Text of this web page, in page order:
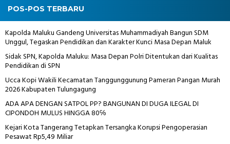
POS-POS TERBARU
Kapolda Maluku Gandeng Universitas Muhammadiyah Bangun SDM
Unggul, Tegaskan Pendidikan dan Karakter Kunci Masa Depan Maluk
Sidak SPN, Kapolda Maluku: Masa Depan Polri Ditentukan dari Kualitas
Pendidikan di SPN
Ucca Kopi Wakili Kecamatan Tanggunggunung Pameran Pangan Murah
2026 Kabupaten Tulungagung
ADA APA DENGAN SATPOL PP? BANGUNAN DI DUGA ILEGAL DI
CIPONDOH MULUS HINGGA 80℅
Kejari Kota Tangerang Tetapkan Tersangka Korupsi Pengoperasian
Pesawat Rp5,49 Miliar